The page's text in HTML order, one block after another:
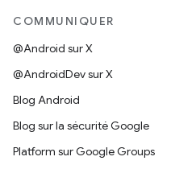
COMMUNIQUER
@Android sur X
@AndroidDev sur X
Blog Android
Blog sur la sécurité Google
Platform sur Google Groups